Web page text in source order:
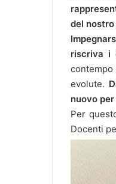
del
riscriva i
contempo
evolute.
nuovo
Per
Docenti